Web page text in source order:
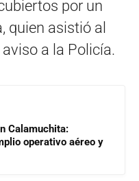
por un
quien asistió al
a la Policía.
Calamuchita:
operativo aéreo y